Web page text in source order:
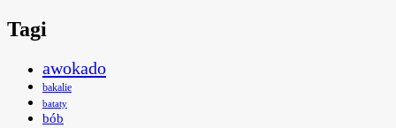
Tagi
awokado
bakalie
bataty
bób